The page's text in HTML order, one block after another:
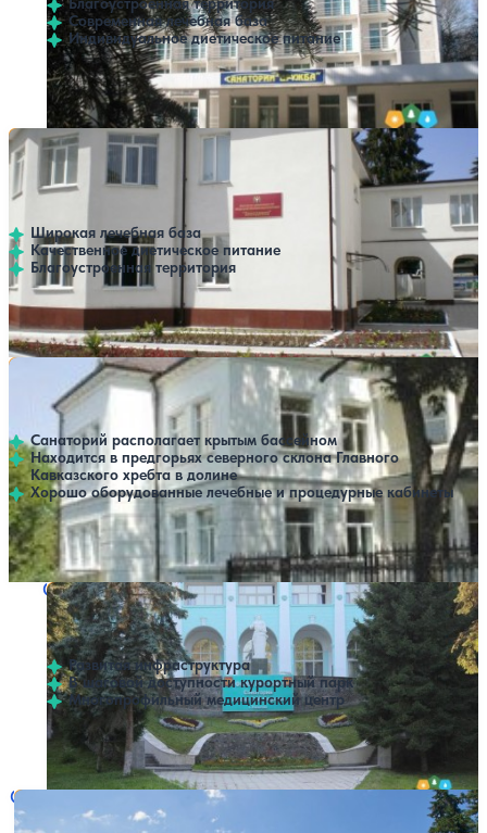
Благоустроенная территория
Современная лечебная база
Индивидуальное диетическое питание
Профилей лечения:4 Крытый бассейн
Санаторий Детский республиканский Звездочка
Минздрава КБР
4.6 7 отзывов
Широкая лечебная база
Качественное диетическое питание
Благоустроенная территория
Профилей лечения:2 Крытый бассейн
Нет цен или свободных мест на выбранные даты
Выбрать другой вариант
Санаторий им. Калмыкова
Нальчик
Санаторий располагает крытым бассейном
Находится в предгорьях северного склона Главного
Кавказского хребта в долине
Хорошо оборудованные лечебные и процедурные кабинеты
Профилей лечения: Крытый бассейн
Нет цен или свободных мест на выбранные даты
Выбрать другой вариант
Санаторий им. Кирова
4.770 отзывов
Нальчик
Развитая инфраструктура
В шаговой доступности курортный парк
Многопрофильный медицинский центр
Профилей лечения:6 Крытый бассейн
Нет цен или свободных мест на выбранные даты
Выбрать другой вариант
Санаторий Чайка
Нет цен или свободных мест на выбранные даты
Выбрать другой вариант